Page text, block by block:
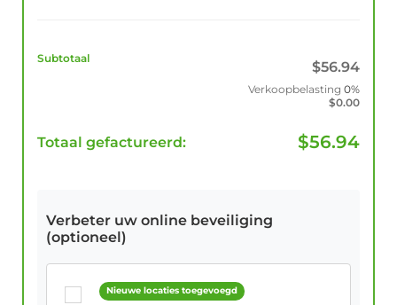
Subtotaal
$56.94
Verkoopbelasting 0%
$0.00
Totaal gefactureerd: $56.94
Verbeter uw online beveiliging
(optioneel)
Nieuwe locaties toegevoegd